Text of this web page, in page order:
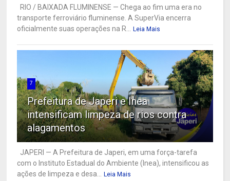
RIO / BAIXADA FLUMINENSE — Chega ao fim uma era no
transporte ferroviário fluminense. A SuperVia encerra
oficialmente suas operações na R...
Leia Mais
7
Prefeitura de Japeri e Inea
intensificam limpeza de rios contra
alagamentos
JAPERI — A Prefeitura de Japeri, em uma força-tarefa
com o Instituto Estadual do Ambiente (Inea), intensificou as
ações de limpeza e desa...
Leia Mais